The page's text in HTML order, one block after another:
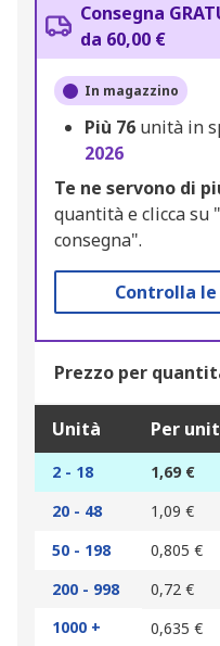
Consegna
da 60,00 €
In magazzino
Più 76 unità in
2026
Te ne servono di
quantità e clicca su
consegna".
Controlla
Prezzo per
Unità Per
2 - 18 1,69 €
20 - 48
1,09 €
50 - 198
0,805 €
200 - 998
0,72 €
1000 +
0,635 €